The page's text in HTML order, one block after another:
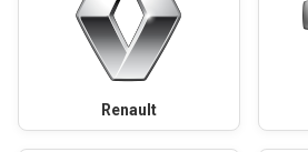
Renault